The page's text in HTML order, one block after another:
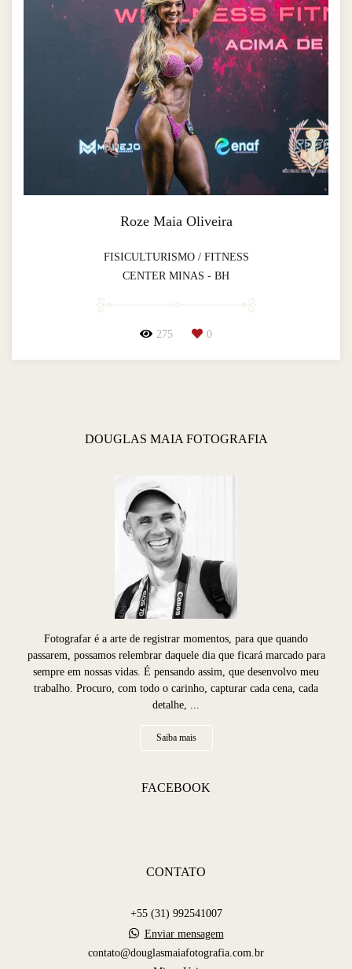
Roze Maia Oliveira
FISICULTURISMO / FITNESS
CENTER MINAS - BH
275 0
DOUGLAS MAIA FOTOGRAFIA
Fotografar é a arte de registrar momentos, para que quando
passarem, possamos relembrar daquele dia que ficará marcado para
sempre em nossas vidas. É pensando assim, que desenvolvo meu
trabalho. Procuro, com todo o carinho, capturar cada cena, cada
detalhe, ...
Saiba mais
FACEBOOK
CONTATO
+55 (31) 992541007
Enviar mensagem
contato@douglasmaiafotografia.com.br